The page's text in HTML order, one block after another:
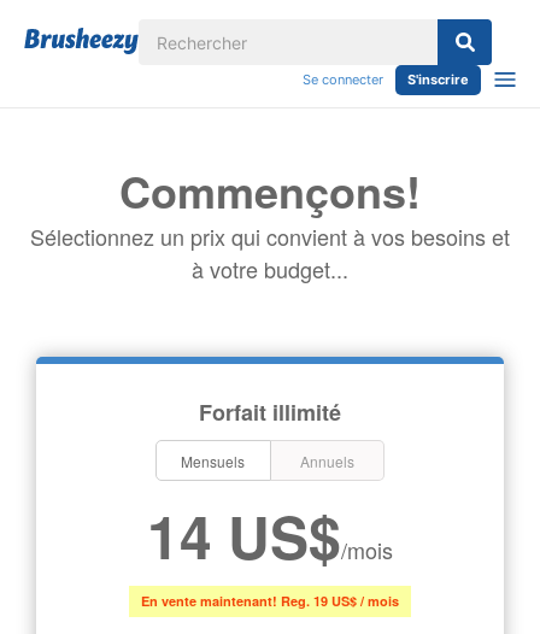
Se connecter S'inscrire
Commençons!
Sélectionnez un prix qui convient à vos besoins et
à votre budget...
Forfait illimité
Mensuels Annuels
14 US$/mois
En vente maintenant! Reg. 19 US$ / mois